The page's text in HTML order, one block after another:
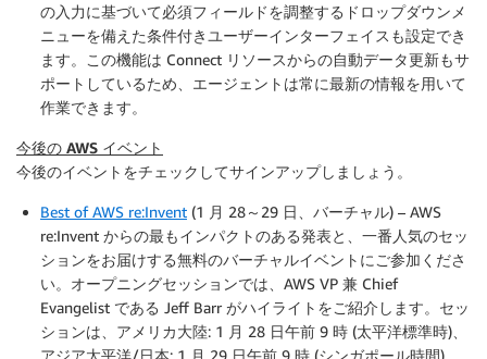
の入力に基づいて必須フィールドを調整するドロップダウンメ
ニューを備えた条件付きユーザーインターフェイスも設定でき
ます。この機能は Connect リソースからの自動データ更新もサ
ポートしているため、エージェントは常に最新の情報を用いて
作業できます。
今後の AWS イベント
今後のイベントをチェックしてサインアップしましょう。
Best of AWS re:Invent (1 月 28～29 日、バーチャル) – AWS
re:Invent からの最もインパクトのある発表と、一番人気のセッ
ションをお届けする無料のバーチャルイベントにご参加くださ
い。オープニングセッションでは、AWS VP 兼 Chief
Evangelist である Jeff Barr がハイライトをご紹介します。セッ
ションは、アメリカ大陸: 1 月 28 日午前 9 時 (太平洋標準時)、
アジア太平洋/日本: 1 月 29 日午前 9 時 (シンガポール時間)、